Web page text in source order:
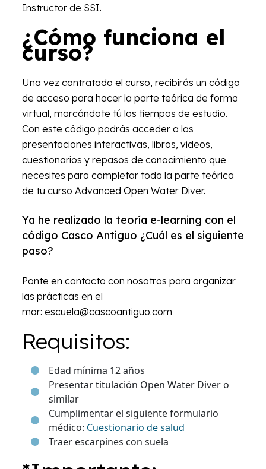
Instructor de SSI.
¿Cómo funciona el
curso?
Una vez contratado el curso, recibirás un código
de acceso para hacer la parte teórica de forma
virtual, marcándote tú los tiempos de estudio.
Con este código podrás acceder a las
presentaciones interactivas, libros, videos,
cuestionarios y repasos de conocimiento que
necesites para completar toda la parte teórica
de tu curso Advanced Open Water Diver.
Ya he realizado la teoría e-learning con el
código Casco Antiguo ¿Cuál es el siguiente
paso?
Ponte en contacto con nosotros para organizar
las prácticas en el
mar: escuela@cascoantiguo.com
Requisitos:
Edad mínima 12 años
Presentar titulación Open Water Diver o
similar
Cumplimentar el siguiente formulario
médico: Cuestionario de salud
Traer escarpines con suela